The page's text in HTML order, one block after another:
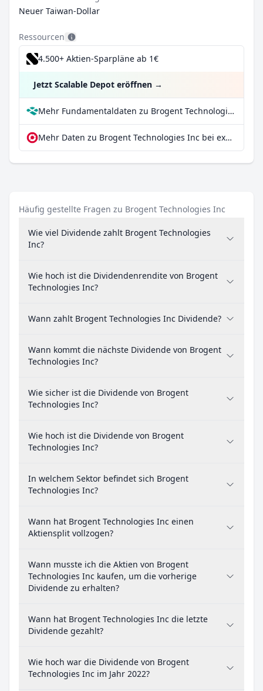
Neuer Taiwan-Dollar
Ressourcen
4.500+ Aktien-Sparpläne ab 1€
Jetzt Scalable Depot eröffnen →
Mehr Fundamentaldaten zu Brogent Technologies Inc bei Parqet
Mehr Daten zu Brogent Technologies Inc bei extraETF
Häufig gestellte Fragen zu Brogent Technologies Inc
Wie viel Dividende zahlt Brogent Technologies
Inc?
Wie hoch ist die Dividendenrendite von Brogent
Technologies Inc?
Wann zahlt Brogent Technologies Inc Dividende?
Wann kommt die nächste Dividende von Brogent
Technologies Inc?
Wie sicher ist die Dividende von Brogent
Technologies Inc?
Wie hoch ist die Dividende von Brogent
Technologies Inc?
In welchem Sektor befindet sich Brogent
Technologies Inc?
Wann hat Brogent Technologies Inc einen
Aktiensplit vollzogen?
Wann musste ich die Aktien von Brogent
Technologies Inc kaufen, um die vorherige
Dividende zu erhalten?
Wann hat Brogent Technologies Inc die letzte
Dividende gezahlt?
Wie hoch war die Dividende von Brogent
Technologies Inc im Jahr 2022?